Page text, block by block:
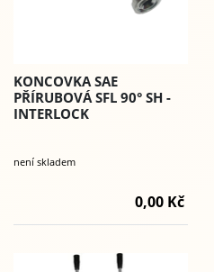
KONCOVKA SAE
PŘÍRUBOVÁ SFL 90° SH -
INTERLOCK
není skladem
0,00 Kč